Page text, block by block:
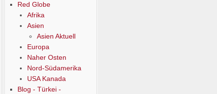
Red Globe
Afrika
Asien
Asien Aktuell
Europa
Naher Osten
Nord-Südamerika
USA Kanada
Blog - Türkei -